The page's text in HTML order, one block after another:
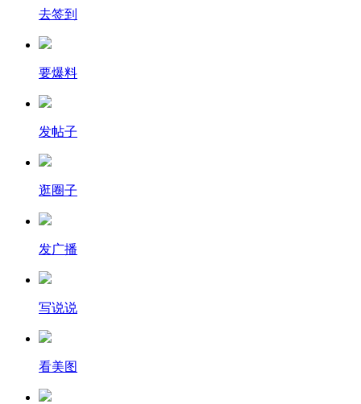
去签到
要爆料
发帖子
逛圈子
发广播
写说说
看美图